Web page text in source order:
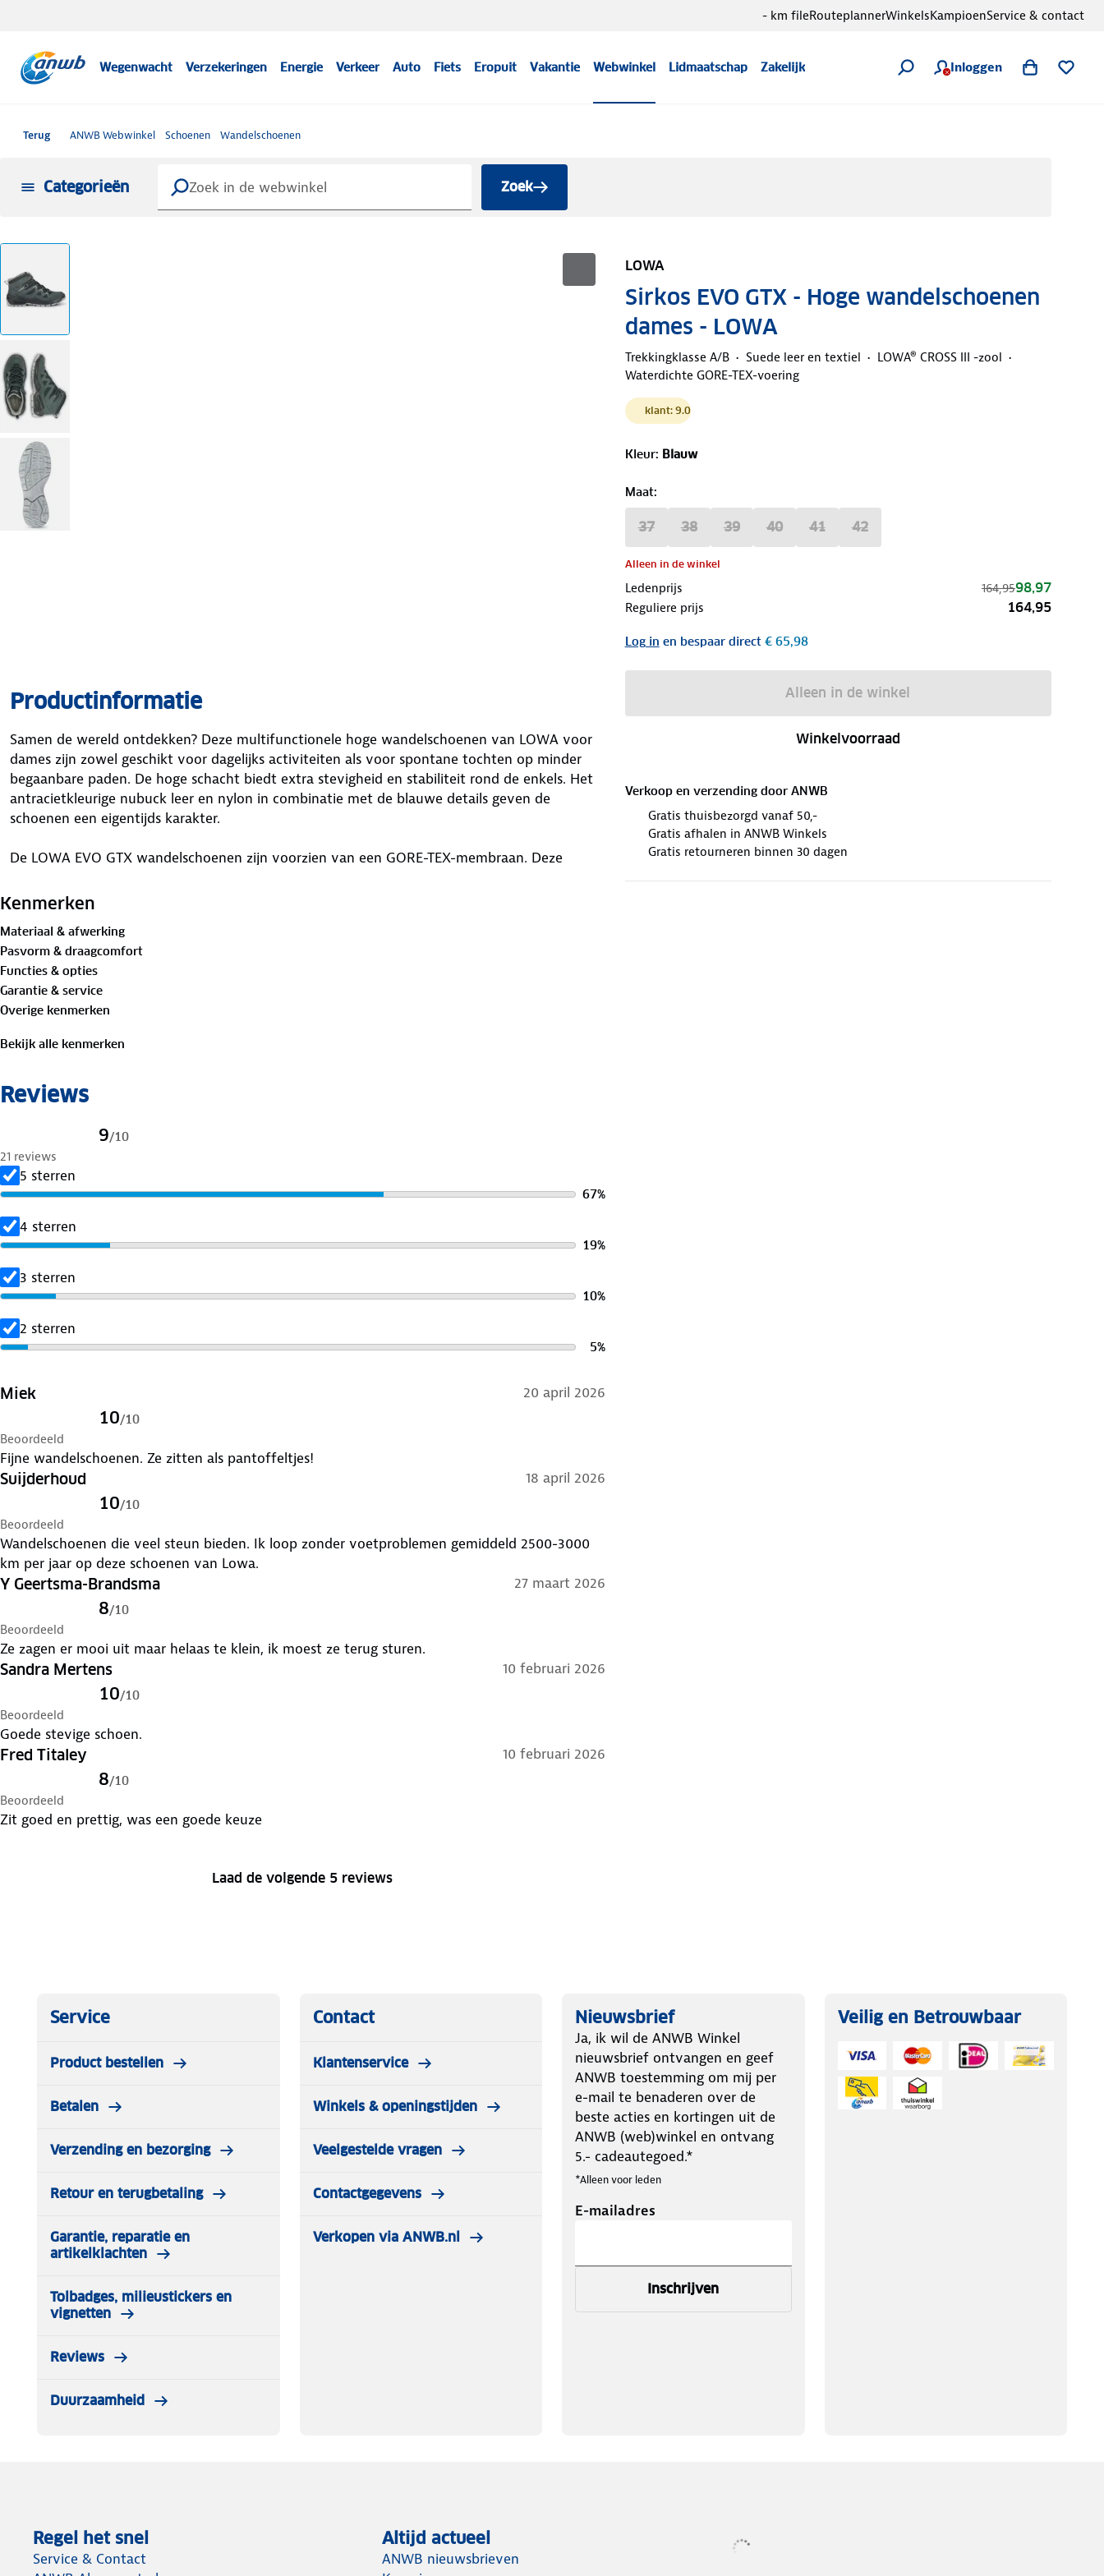
Wegenwacht Verzekeringen Energie Verkeer Auto Fiets Eropuit Vakantie Webwinkel Lidmaatschap Zakelijk Inloggen
- km fileRouteplannerWinkelsKampioenService & contact
Terug ANWB Webwinkel Schoenen Wandelschoenen
Categorieën Zoek
LOWA
Sirkos EVO GTX - Hoge wandelschoenen
dames - LOWA
Trekkingklasse A/B Suede leer en textiel
LOWA® CROSS III -zool
Waterdichte GORE-TEX-voering
klant: 9.0
Kleur: Blauw
Maat:
37 38 39 40 41 42
Alleen in de winkel
Ledenprijs 164,9598,97
Reguliere prijs 164,95
Log in en bespaar direct€ 65,98
Alleen in de winkel
Winkelvoorraad
Verkoop en verzending door ANWB
Gratis thuisbezorgd vanaf 50,-
Gratis afhalen in ANWB Winkels
Gratis retourneren binnen 30 dagen
Productinformatie
Samen de wereld ontdekken? Deze multifunctionele hoge wandelschoenen van LOWA voor
dames zijn zowel geschikt voor dagelijks activiteiten als voor spontane tochten op minder
begaanbare paden. De hoge schacht biedt extra stevigheid en stabiliteit rond de enkels. Het
antracietkleurige nubuck leer en nylon in combinatie met de blauwe details geven de
schoenen een eigentijds karakter.
De LOWA EVO GTX wandelschoenen zijn voorzien van een GORE-TEX-membraan. Deze
dames wandelschoenen zijn voorzien van rubberen zolen. Het voordeel van rubberen zolen is
CROSS III-profielzolen en LOWA DuraPU® tussenzolen. Het avontuur roept, tijd om te gaan!
Door deze wandelschoenen regelmatig schoon te maken en te behandelen met
onderhoudsmiddelen
geschikt zijn voor jouw wandeling, lees
Verkrijgbaar in de maten 36-42 (36 alleen online).
Kenmerken
Materiaal & afwerking
Pasvorm & draagcomfort
Functies & opties
Garantie & service
Overige kenmerken
Bekijk alle kenmerken
Reviews
9/10
21 reviews
5 sterren
67%
4 sterren
19%
3 sterren
10%
2 sterren
5%
Miek 20 april 2026
10/10
Beoordeeld
Fijne wandelschoenen. Ze zitten als pantoffeltjes!
Suijderhoud 18 april 2026
10/10
Beoordeeld
Wandelschoenen die veel steun bieden. Ik loop zonder voetproblemen gemiddeld 2500-3000
km per jaar op deze schoenen van Lowa.
Y Geertsma-Brandsma 27 maart 2026
8/10
Beoordeeld
Ze zagen er mooi uit maar helaas te klein, ik moest ze terug sturen.
Sandra Mertens 10 februari 2026
10/10
Beoordeeld
Goede stevige schoen.
Fred Titaley 10 februari 2026
8/10
Beoordeeld
Zit goed en prettig, was een goede keuze
Laad de volgende 5 reviews
Service
Product bestellen
Betalen
Verzending en bezorging
Retour en terugbetaling
Garantie, reparatie en
artikelklachten
Tolbadges, milieustickers en
vignetten
Reviews
Duurzaamheid
Contact
Klantenservice
Winkels & openingstijden
Veelgestelde vragen
Contactgegevens
Verkopen via ANWB.nl
Nieuwsbrief
Ja, ik wil de ANWB Winkel
nieuwsbrief ontvangen en geef
ANWB toestemming om mij per
e-mail te benaderen over de
beste acties en kortingen uit de
ANWB (web)winkel en ontvang
5.- cadeautegoed.*
*Alleen voor leden
E-mailadres
Inschrijven
Veilig en Betrouwbaar
Regel het snel
Service & Contact
Altijd actueel
ANWB nieuwsbrieven